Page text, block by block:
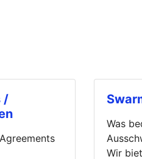
/
Was
Wir